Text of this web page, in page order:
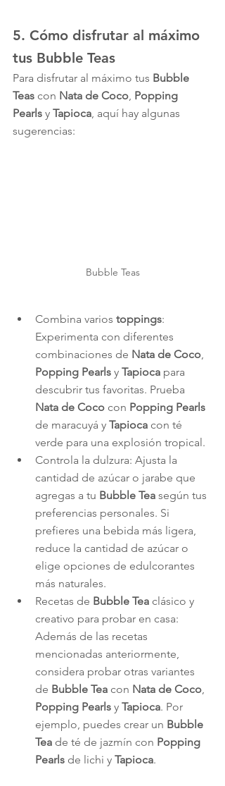
5. Cómo disfrutar al máximo
tus Bubble Teas
Para disfrutar al máximo tus Bubble
Teas con Nata de Coco, Popping
Pearls y Tapioca, aquí hay algunas
sugerencias:
Bubble Teas
Combina varios toppings:
Experimenta con diferentes
combinaciones de Nata de Coco,
Popping Pearls y Tapioca para
descubrir tus favoritas. Prueba
Nata de Coco con Popping Pearls
de maracuyá y Tapioca con té
verde para una explosión tropical.
Controla la dulzura: Ajusta la
cantidad de azúcar o jarabe que
agregas a tu Bubble Tea según tus
preferencias personales. Si
prefieres una bebida más ligera,
reduce la cantidad de azúcar o
elige opciones de edulcorantes
más naturales.
Recetas de Bubble Tea clásico y
creativo para probar en casa:
Además de las recetas
mencionadas anteriormente,
considera probar otras variantes
de Bubble Tea con Nata de Coco,
Popping Pearls y Tapioca. Por
ejemplo, puedes crear un Bubble
Tea de té de jazmín con Popping
Pearls de lichi y Tapioca.